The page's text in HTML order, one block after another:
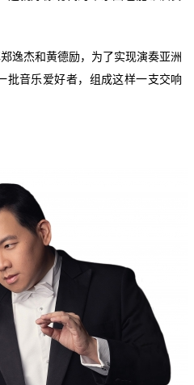
逸杰和黄德励，为了实现演奏亚洲
批音乐爱好者，组成这样一支交响